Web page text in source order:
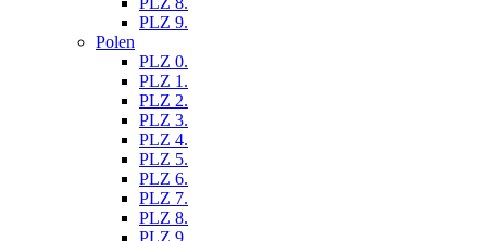
PLZ 9.
Polen
PLZ 0.
PLZ 1.
PLZ 2.
PLZ 3.
PLZ 4.
PLZ 5.
PLZ 6.
PLZ 7.
PLZ 8.
PLZ 9.